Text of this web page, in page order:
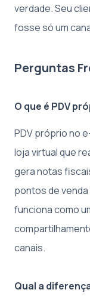
verdade. Seu
fosse só um
Perguntas
O que é PDV
PDV próprio no
loja virtual que
gera notas
pontos de
funciona como
canais.
Qual a